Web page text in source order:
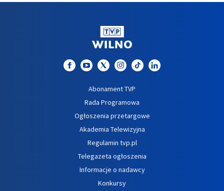
Abonament TVP
Rada Programowa
Ogłoszenia przetargowe
Akademia Telewizyjna
Regulamin tvp.pl
Telegazeta ogłoszenia
Informacje o nadawcy
Konkursy